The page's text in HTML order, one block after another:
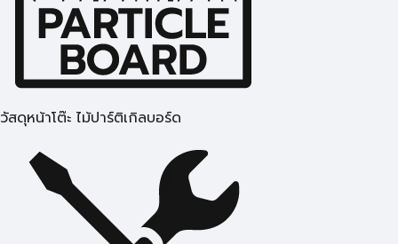
วัสดุหน้าโต๊ะ ไม้ปาร์ติเกิลบอร์ด